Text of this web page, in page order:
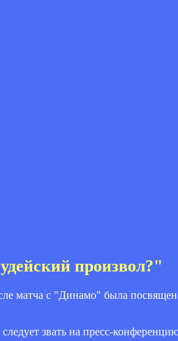
произвол?"
матча с "Динамо" была
звать на пресс-